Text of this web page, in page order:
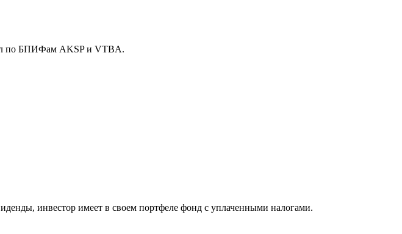
по БПИФам AKSP и VTBA.
инвестор имеет в своем портфеле фонд с уплаченными налогами.